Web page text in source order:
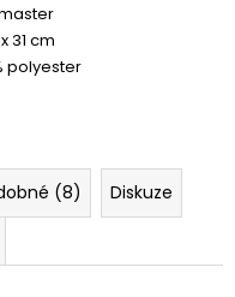
31 cm
polyester
(8)
Diskuze